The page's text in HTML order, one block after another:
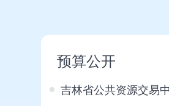
预算公开
吉林省公共资源交易